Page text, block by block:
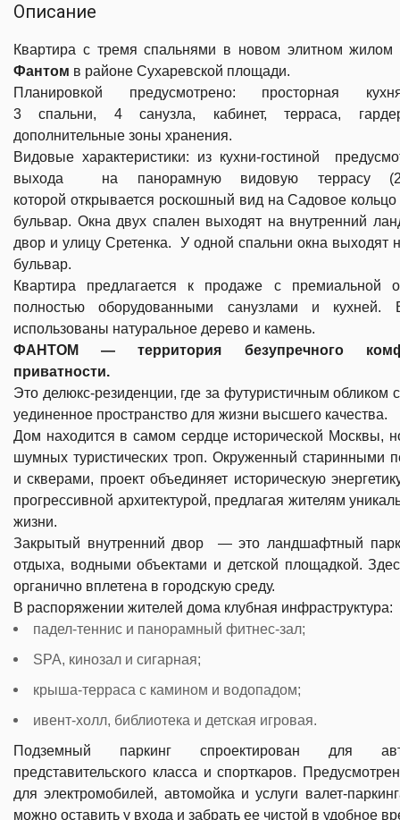
Описание
Квартира с тремя спальнями в новом элитном жилом
Фантом в районе Сухаревской площади.
Планировкой предусмотрено: просторная кухня-
3 спальни, 4 санузла, кабинет, терраса,
дополнительные зоны хранения.
Видовые характеристики: изкухни-гостиной
выхода на панорамную видовую террасу
которой открывается роскошный вид на Садовое
бульвар. Окна двух спален выходят на внутренний
двор и улицу Сретенка. У одной спальни окна выходят
бульвар.
Квартира предлагается к продаже с премиальной
полностью оборудованными санузлами и кухней.
использованы натуральное дерево и камень.
ФАНТОМ — территория безупречного
приватности.
Это делюкс-резиденции, где за футуристичным обликом
уединенное пространство для жизни высшего качества.
Дом находится в самом сердце исторической Москвы,
шумных туристических троп. Окруженный старинными
и скверами, проект объединяет историческую
прогрессивной архитектурой, предлагая жителям
жизни.
Закрытый внутренний двор — это ландшафтный
отдыха, водными объектами и детской площадкой.
органично вплетена в городскую среду.
В распоряжении жителей дома клубная инфраструктура:
падел-теннис и панорамный фитнес-зал;
SPA, кинозал и сигарная;
крыша-терраса с камином и водопадом;
ивент-холл, библиотека и детская игровая.
Подземный паркинг спроектирован для
представительского класса и спорткаров.
для электромобилей, автомойка и услуги валет-
можно оставить у входа и забрать ее чистой в удобное